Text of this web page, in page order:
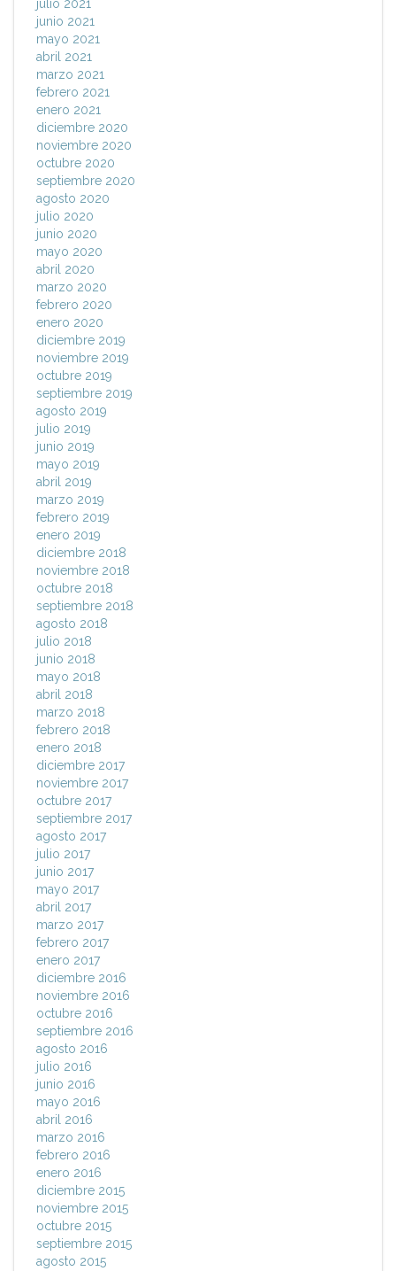
julio 2021
junio 2021
mayo 2021
abril 2021
marzo 2021
febrero 2021
enero 2021
diciembre 2020
noviembre 2020
octubre 2020
septiembre 2020
agosto 2020
julio 2020
junio 2020
mayo 2020
abril 2020
marzo 2020
febrero 2020
enero 2020
diciembre 2019
noviembre 2019
octubre 2019
septiembre 2019
agosto 2019
julio 2019
junio 2019
mayo 2019
abril 2019
marzo 2019
febrero 2019
enero 2019
diciembre 2018
noviembre 2018
octubre 2018
septiembre 2018
agosto 2018
julio 2018
junio 2018
mayo 2018
abril 2018
marzo 2018
febrero 2018
enero 2018
diciembre 2017
noviembre 2017
octubre 2017
septiembre 2017
agosto 2017
julio 2017
junio 2017
mayo 2017
abril 2017
marzo 2017
febrero 2017
enero 2017
diciembre 2016
noviembre 2016
octubre 2016
septiembre 2016
agosto 2016
julio 2016
junio 2016
mayo 2016
abril 2016
marzo 2016
febrero 2016
enero 2016
diciembre 2015
noviembre 2015
octubre 2015
septiembre 2015
agosto 2015